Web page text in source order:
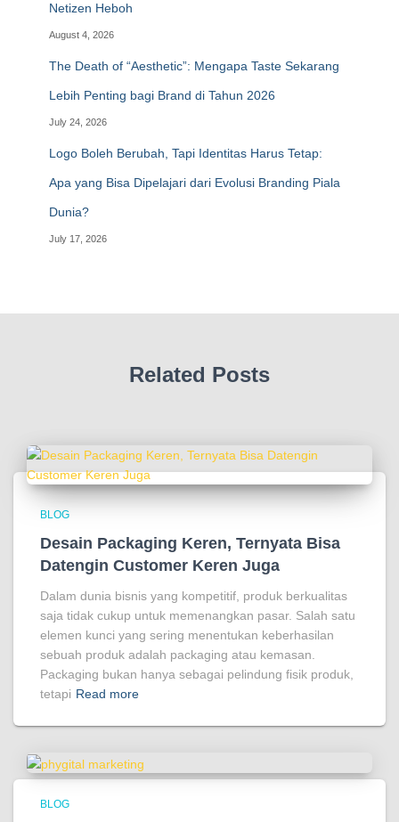
Netizen Heboh
August 4, 2026
The Death of “Aesthetic”: Mengapa Taste Sekarang
Lebih Penting bagi Brand di Tahun 2026
July 24, 2026
Logo Boleh Berubah, Tapi Identitas Harus Tetap:
Apa yang Bisa Dipelajari dari Evolusi Branding Piala
Dunia?
July 17, 2026
Related Posts
BLOG
Desain Packaging Keren, Ternyata Bisa
Datengin Customer Keren Juga
Dalam dunia bisnis yang kompetitif, produk berkualitas
saja tidak cukup untuk memenangkan pasar. Salah satu
elemen kunci yang sering menentukan keberhasilan
sebuah produk adalah packaging atau kemasan.
Packaging bukan hanya sebagai pelindung fisik produk,
tetapi Read more
BLOG